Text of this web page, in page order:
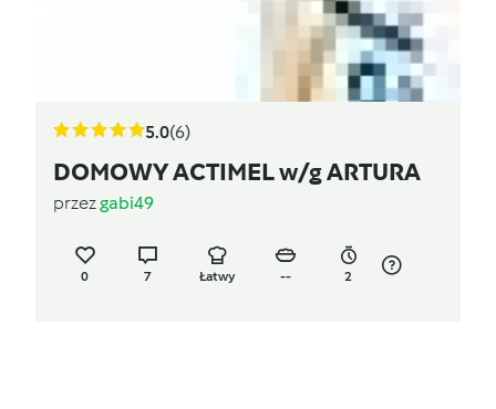
5.0(6)
DOMOWY ACTIMEL w/g ARTURA
przezgabi49
0 7 Łatwy -- 2